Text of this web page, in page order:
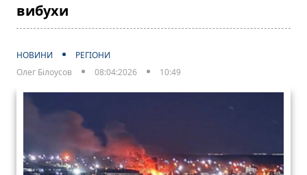
вибухи
НОВИНИ
РЕГІОНИ
Олег Білоусов
08:04:2026 10:49